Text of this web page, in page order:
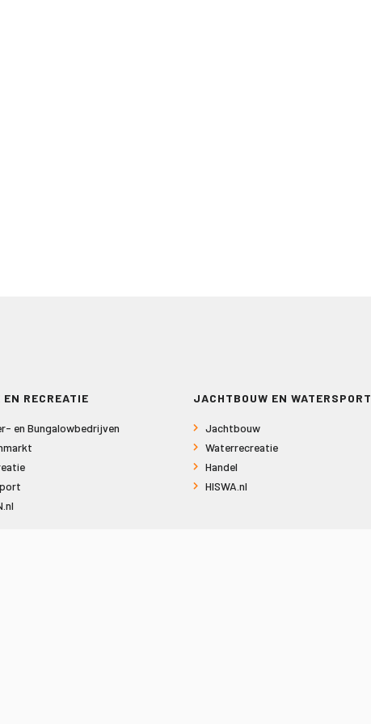
EN RECREATIE
en Bungalowbedrijven
JACHTBOUW EN WATERSPORT
Jachtbouw
Waterrecreatie
Handel
HISWA.nl